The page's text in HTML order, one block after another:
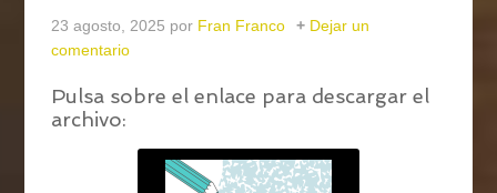
23 agosto, 2025 por Fran Franco
Dejar un
comentario
Pulsa sobre el enlace para descargar el
archivo: